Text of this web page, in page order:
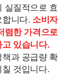
실질적으로 효
니다. 소비자
렴한 가격으로
있습니다.
과 공급량 확
것입니다.